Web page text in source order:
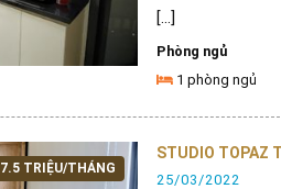
[...]
Phòng ngủ
1 phòng ngủ
7.5 TRIỆU/THÁNG
STUDIO TOPAZ
25/03/2022